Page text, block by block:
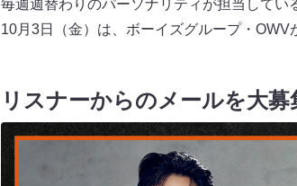
毎週週替わりのパーソナリティが担当してい
10月3日（金）は、ボーイズグループ・OWV
リスナーからのメールを大募